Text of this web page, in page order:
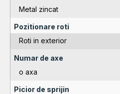
Metal zincat
Pozitionare roti
Roti in exterior
Numar de axe
o axa
Picior de sprijin